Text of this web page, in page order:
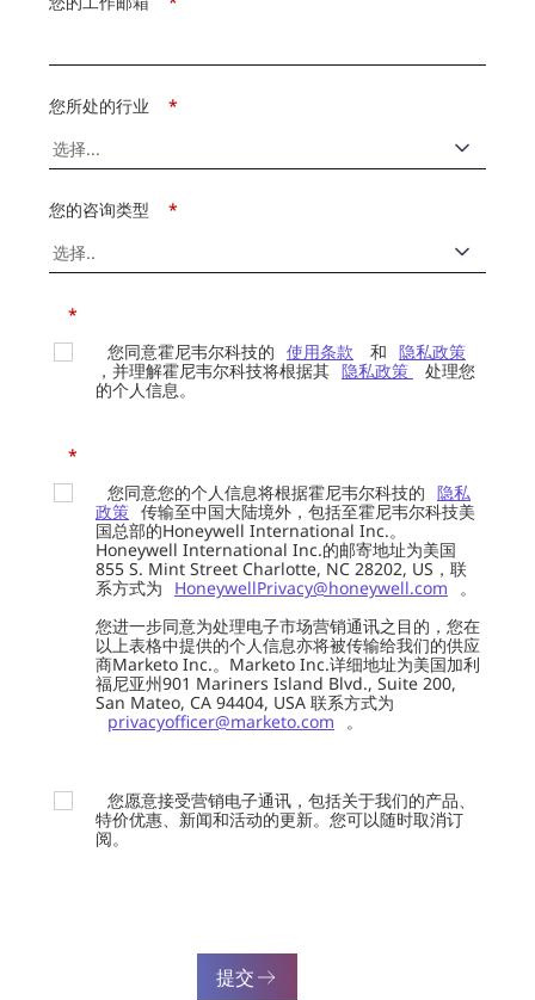
*
您所处的行业
*
您的咨询类型
*
您同意霍尼韦尔科技的 使用条款 和 隐私政策
，并理解霍尼韦尔科技将根据其 隐私政策
处理您
的个人信息。
*
您同意您的个人信息将根据霍尼韦尔科技的 隐私
政策 传输至中国大陆境外，包括至霍尼韦尔科技美
国总部的Honeywell International Inc.。
Honeywell International Inc.的邮寄地址为美国
855 S. Mint Street Charlotte, NC 28202, US，联
系方式为
HoneywellPrivacy@honeywell.com
。
您进一步同意为处理电子市场营销通讯之目的，您在
以上表格中提供的个人信息亦将被传输给我们的供应
商Marketo Inc.。Marketo Inc.详细地址为美国加利
福尼亚州901 Mariners Island Blvd., Suite 200,
San Mateo, CA 94404, USA 联系方式为
privacyofficer@marketo.com
。
您愿意接受营销电子通讯，包括关于我们的产品、
特价优惠、新闻和活动的更新。您可以随时取消订
阅。
提交